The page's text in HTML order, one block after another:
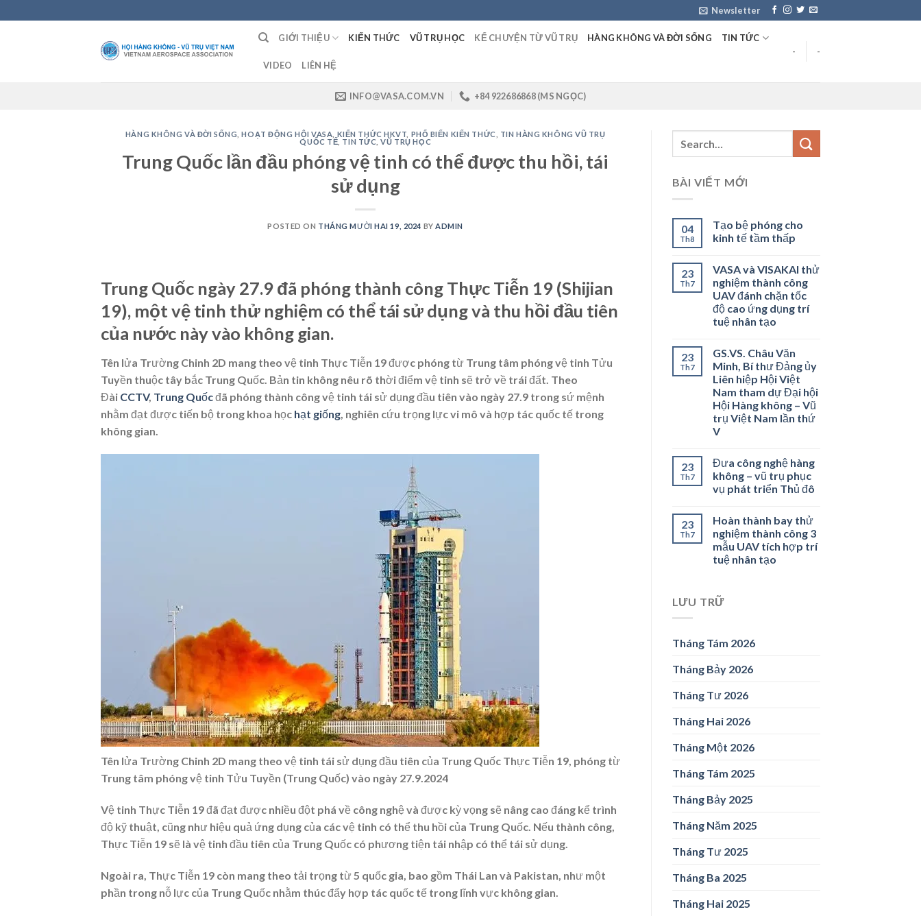
to
Newsletter
GIỚI THIỆU KIẾN THỨC VŨ TRỤ HỌC KỂ CHUYỆN TỪ VŨ TRỤ HÀNG KHÔNG VÀ ĐỜI SỐNG TIN TỨC
VIDEO LIÊN HỆ
- -
INFO@VASA.COM.VN +84 922686868 (MS NGỌC)
HÀNG KHÔNG VÀ ĐỜI SỐNG ,HOẠT ĐỘNG HỘI VASA KIẾN THỨC HKVT PHỔ BIẾN KIẾN THỨC
TIN HÀNG KHÔNG VŨ TRỤ
QUỐC TẾ TIN TỨC ,VŨ TRỤ HỌC
Trung Quốc lần đầu phóng vệ tinh có thể được thu hồi, tái
sử dụng
POSTED ON THÁNG MƯỜI HAI 19, 2024 BY ADMIN
Trung Quốc ngày 27.9 đã phóng thành công Thực Tiễn 19 (Shijian
19), một vệ tinh thử nghiệm có thể tái sử dụng và thu hồi đầu tiên
của nước này vào không gian.
Tên lửa Trường Chinh 2D mang theo vệ tinh Thực Tiễn 19 được phóng từ Trung tâm phóng vệ tinh Tửu
Tuyền thuộc tây bắc Trung Quốc. Bản tin không nêu rõ thời điểm vệ tinh sẽ trở về trái đất. Theo
Đài CCTV, Trung Quốcđã phóng thành công vệ tinh tái sử dụng đầu tiên vào ngày 27.9 trong sứ mệnh
nhằm đạt được tiến bộ trong khoa học hạt giống, nghiên cứu trọng lực vi mô và hợp tác quốc tế trong
không gian.
Tên lửa Trường Chinh 2D mang theo vệ tinh tái sử dụng đầu tiên của Trung Quốc Thực Tiễn 19, phóng từ
Trung tâm phóng vệ tinh Tửu Tuyền (Trung Quốc) vào ngày 27.9.2024
Vệ tinh Thực Tiễn 19 đã đạt được nhiều đột phá về công nghệ và được kỳ vọng sẽ nâng cao đáng kể trình
độ kỹ thuật, cũng như hiệu quả ứng dụng của các vệ tinh có thể thu hồi của Trung Quốc. Nếu thành công,
Thực Tiễn 19 sẽ là vệ tinh đầu tiên của Trung Quốc có phương tiện tái nhập có thể tái sử dụng.
Ngoài ra, Thực Tiễn 19 còn mang theo tải trọng từ 5 quốc gia, bao gồm Thái Lan và Pakistan, như một
phần trong nỗ lực của Trung Quốc nhằm thúc đẩy hợp tác quốc tế trong lĩnh vực không gian.
BÀI VIẾT MỚI
04
Th8
Tạo bệ phóng cho
kinh tế tầm thấp
23
Th7
VASA và VISAKAI thử
nghiệm thành công
UAV đánh chặn tốc
độ cao ứng dụng trí
tuệ nhân tạo
23
Th7
GS.VS. Châu Văn
Minh, Bí thư Đảng ủy
Liên hiệp Hội Việt
Nam tham dự Đại hội
Hội Hàng không – Vũ
trụ Việt Nam lần thứ
V
23
Th7
Đưa công nghệ hàng
không – vũ trụ phục
vụ phát triển Thủ đô
23
Th7
Hoàn thành bay thử
nghiệm thành công 3
mẫu UAV tích hợp trí
tuệ nhân tạo
LƯU TRỮ
Tháng Tám 2026
Tháng Bảy 2026
Tháng Tư 2026
Tháng Hai 2026
Tháng Một 2026
Tháng Tám 2025
Tháng Bảy 2025
Tháng Năm 2025
Tháng Tư 2025
Tháng Ba 2025
Tháng Hai 2025